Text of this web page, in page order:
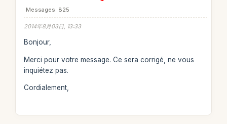
Messages: 825
2014年8月03日, 13:33
Bonjour,
Merci pour votre message. Ce sera corrigé, ne vous
inquiétez pas.
Cordialement,